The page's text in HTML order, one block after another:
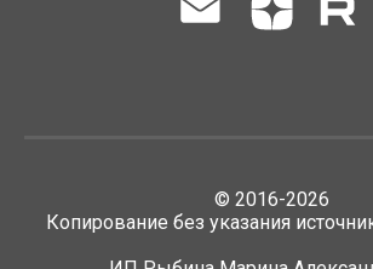
© 2016-2026
Копирование без указания